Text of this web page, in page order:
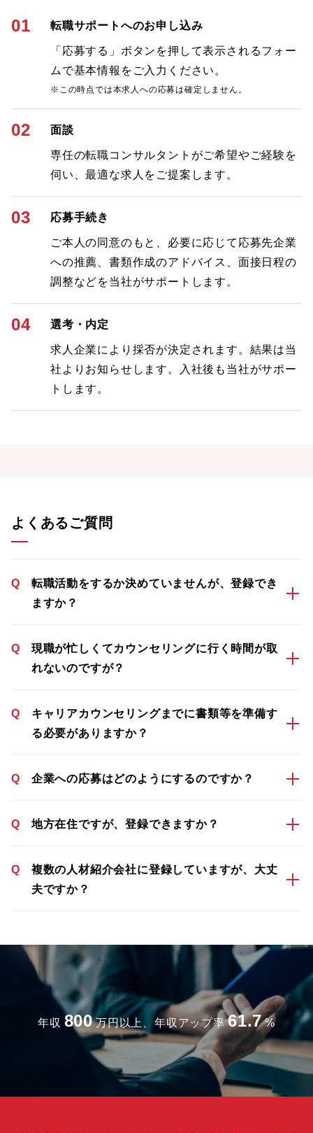
01 転職サポートへのお申し込み
「応募する」ボタンを押して表示されるフォー
ムで基本情報をご入力ください。
※この時点では本求人への応募は確定しません。
02 面談
専任の転職コンサルタントがご希望やご経験を
伺い、最適な求人をご提案します。
03 応募手続き
ご本人の同意のもと、必要に応じて応募先企業
への推薦、書類作成のアドバイス、面接日程の
調整などを当社がサポートします。
04 選考・内定
求人企業により採否が決定されます。結果は当
社よりお知らせします。入社後も当社がサポー
トします。
よくあるご質問
Q
転職活動をするか決めていませんが、登録でき
ますか？
Q
現職が忙しくてカウンセリングに行く時間が取
れないのですが？
Q
キャリアカウンセリングまでに書類等を準備す
る必要がありますか？
Q 企業への応募はどのようにするのですか？
Q 地方在住ですが、登録できますか？
Q
複数の人材紹介会社に登録していますが、大丈
夫ですか？
年収 800 万円以上、年収アップ率 61.7 %